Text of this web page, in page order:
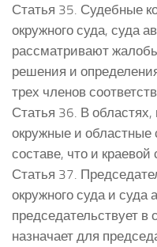
Статья 35. Судебные
окружного суда, суда
рассматривают
решения и
трех членов
Статья 36. В
окружные и
составе, что и краевой
Статья 37.
окружного суда и суда
председательствует
назначает для